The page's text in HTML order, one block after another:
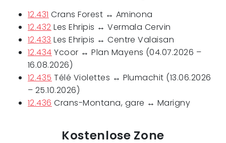
12.431 Crans Forest ↔ Aminona
12.432 Les Ehripis ↔ Vermala Cervin
12.433 Les Ehripis ↔ Centre Valaisan
12.434 Ycoor ↔ Plan Mayens (04.07.2026 –
16.08.2026)
12.435 Télé Violettes ↔ Plumachit (13.06.2026
– 25.10.2026)
12.436 Crans-Montana, gare ↔ Marigny
Kostenlose Zone